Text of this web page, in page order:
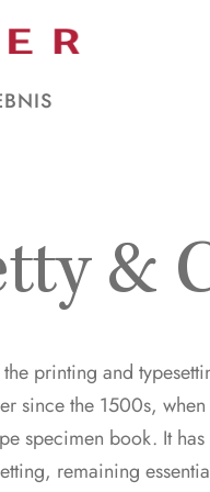
&
printing and
since the 1500s,
specimen book. It
remaining